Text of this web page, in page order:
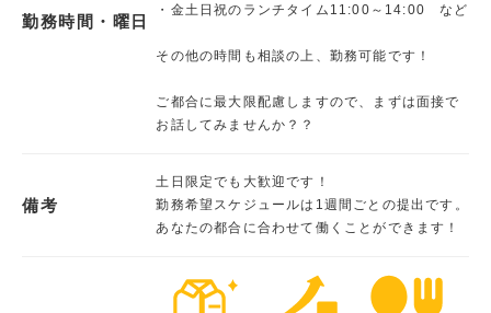
勤務時間・曜日
・金土日祝のランチタイム11:00～14:00 など
その他の時間も相談の上、勤務可能です！
ご都合に最大限配慮しますので、まずは面接で
お話してみませんか？？
備考
土日限定でも大歓迎です！
勤務希望スケジュールは1週間ごとの提出です。
あなたの都合に合わせて働くことができます！